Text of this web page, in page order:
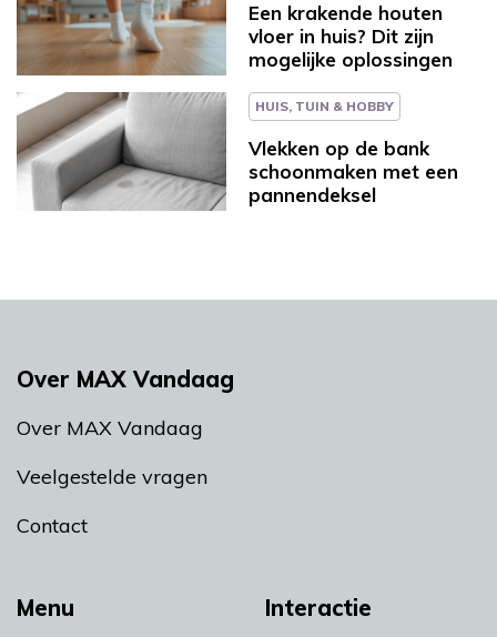
Een krakende houten
vloer in huis? Dit zijn
mogelijke oplossingen
HUIS, TUIN & HOBBY
Vlekken op de bank
schoonmaken met een
pannendeksel
Menu Interactie
Over MAX Vandaag
Over MAX Vandaag
Veelgestelde vragen
Contact